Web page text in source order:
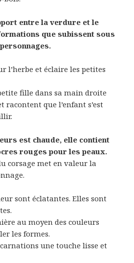
entre la verdure et le
que subissent sous
l’herbe et éclaire les petites
fille dans sa main droite
racontent que l’enfant s’est
est chaude, elle contient
rouges pour les peaux.
corsage met en valeur la
sont éclatantes. Elles sont
au moyen des couleurs
les formes.
une touche lisse et